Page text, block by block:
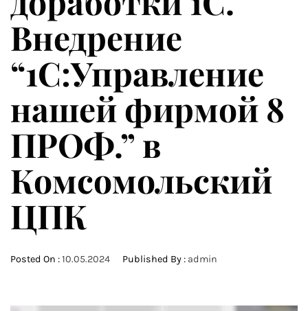
Внедрение
“1С:Управление
нашей фирмой 8
ПРОФ.” в
Комсомольский
ЦПК
Posted On :10.05.2024 Published By : admin